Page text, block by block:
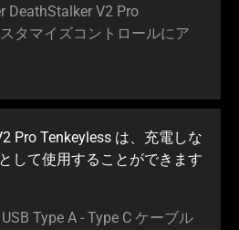
DeathStalker V2 Pro
タマイズコントロールにア
Pro Tenkeyless は、充電しな
して使用することができます
Type A - Type C ケーブル